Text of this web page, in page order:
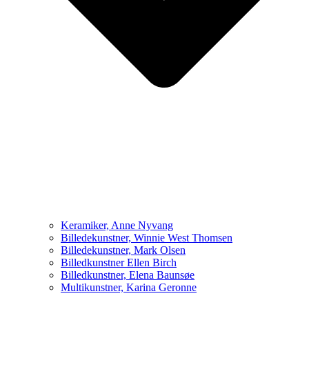
Keramiker, Anne Nyvang
Billedekunstner, Winnie West Thomsen
Billedekunstner, Mark Olsen
Billedkunstner Ellen Birch
Billedkunstner, Elena Baunsøe
Multikunstner, Karina Geronne